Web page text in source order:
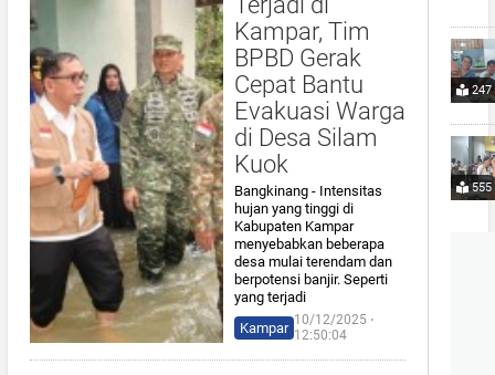
Kampar, Tim
BPBD Gerak
Cepat Bantu
Evakuasi Warga
di Desa Silam
Kuok
Bangkinang - Intensitas
hujan yang tinggi di
Kabupaten Kampar
menyebabkan beberapa
desa mulai terendam dan
berpotensi banjir. Seperti
yang terjadi
Kampar 10/12/2025 ⋅
12:50:04
247
555